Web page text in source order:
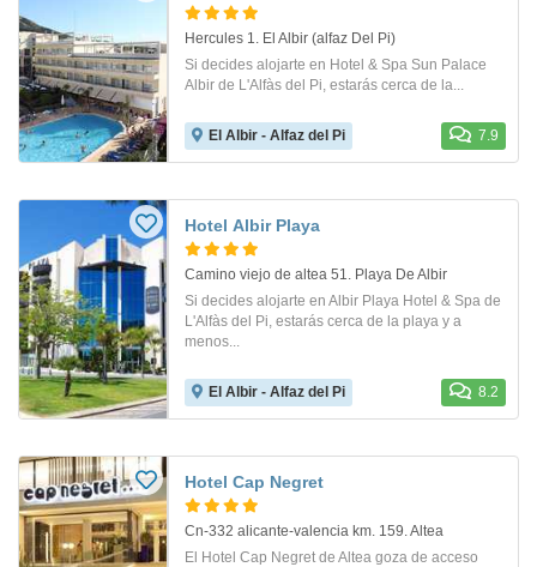
Hercules 1. El Albir (alfaz Del Pi)
Si decides alojarte en Hotel & Spa Sun Palace
Albir de L'Alfàs del Pi, estarás cerca de la...
El Albir - Alfaz del Pi 7.9
Hotel Albir Playa
Camino viejo de altea 51. Playa De Albir
Si decides alojarte en Albir Playa Hotel & Spa de
L'Alfàs del Pi, estarás cerca de la playa y a
menos...
El Albir - Alfaz del Pi 8.2
Hotel Cap Negret
Cn-332 alicante-valencia km. 159. Altea
El Hotel Cap Negret de Altea goza de acceso